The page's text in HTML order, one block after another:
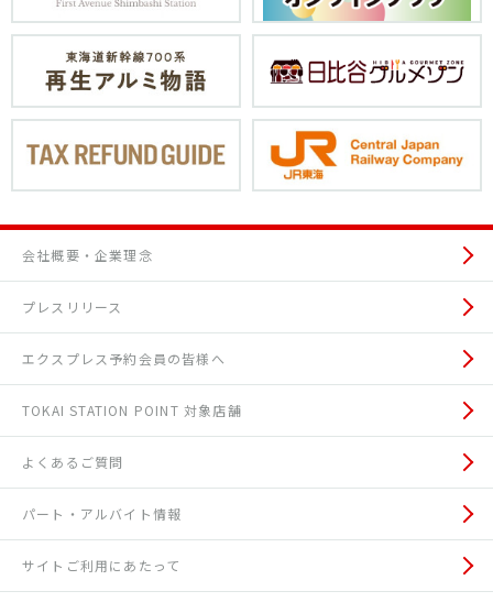
会社概要・企業理念
プレスリリース
エクスプレス予約会員の皆様へ
TOKAI STATION POINT 対象店舗
よくあるご質問
パート・アルバイト情報
サイトご利用にあたって